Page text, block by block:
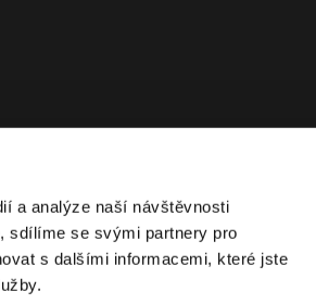
a analýze naší návštěvnosti
sdílíme se svými partnery pro
s dalšími informacemi, které jste